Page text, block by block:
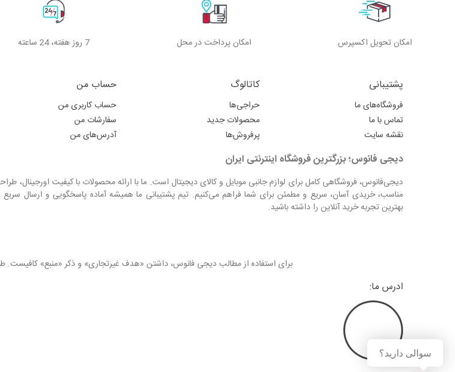
امکان تحویل اکسپرس امکان پرداخت در محل 7 روز هفته، 24 ساعته
پشتیبانی
فروشگاه‌های ما
تماس با ما
نقشه سایت
کاتالوگ
حراجی‌ها
محصولات جدید
پرفروش‌ها
حساب من
حساب کاربری من
سفارشات من
آدرس‌های من
دیجی فانوس؛ بزرگترین فروشگاه اینترنتی ایران
دیجی‌فانوس، فروشگاهی کامل برای لوازم جانبی موبایل و کالای دیجیتال است. ما با ارائه محصولات با کیفیت اورجینال،
مناسب، خریدی آسان، سریع و مطمئن برای شما فراهم می‌کنیم. تیم پشتیبانی ما همیشه آماده پاسخگویی و ارسال
بهترین تجربه خرید آنلاین را داشته باشید.
برای استفاده از مطالب دیجی فانوس، داشتن «هدف غیرتجاری» و ذکر «منبع»
ادرس ما:
سوالی دارید؟